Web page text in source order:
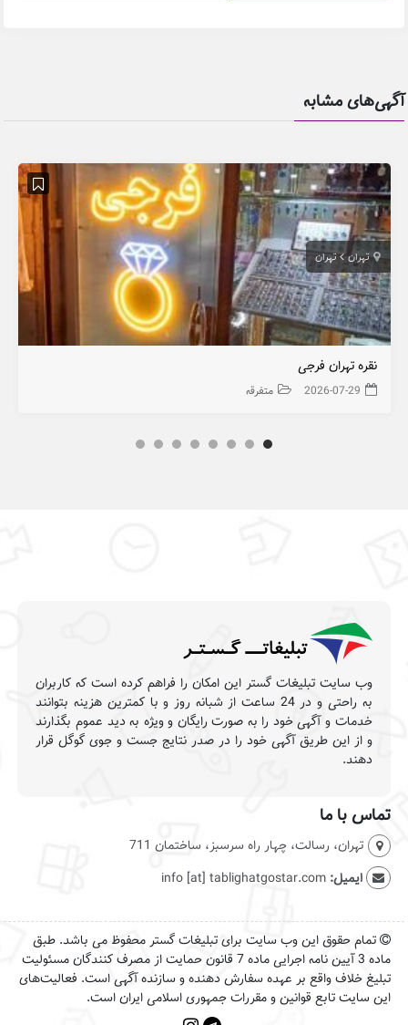
آگهی‌های مشابه
تهران تهران
نقره تهران فرجی
2026-07-29 متفرقه
وب سایت تبلیغات گستر این امکان را فراهم کرده است که کاربران
به راحتی و در 24 ساعت از شبانه روز و با کمترین هزینه بتوانند
خدمات و آگهی خود را به صورت رایگان و ویژه به دید عموم بگذارند
و از این طریق آگهی خود را در صدر نتایج جست و جوی گوگل قرار
دهند.
تماس با ما
تهران، رسالت، چهار راه سرسبز، ساختمان 711
ایمیل:info [at] tablighatgostar.com
تمام حقوق این وب سایت برای تبلیغات گستر محفوظ می باشد. طبق
ماده 3 آیین نامه اجرایی ماده 7 قانون حمایت از مصرف کنندگان مسئولیت
تبلیغ خلاف واقع بر عهده سفارش دهنده و سازنده آگهی است. فعالیت‌های
این سایت تابع قوانین و مقررات جمهوری اسلامی ایران است.